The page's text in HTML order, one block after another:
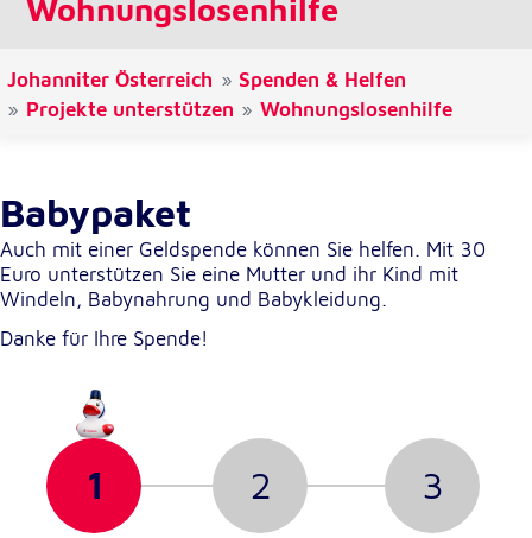
Wohnungslosenhilfe
Johanniter Österreich
Spenden & Helfen
Projekte unterstützen
Wohnungslosenhilfe
Babypaket
Auch mit einer Geldspende können Sie helfen. Mit 30
Euro unterstützen Sie eine Mutter und ihr Kind mit
Windeln, Babynahrung und Babykleidung.
Danke für Ihre Spende!
1 2 3
Einverständnis-Cookie
Name:
cookie_consent
Einverständnis-Optionen des Benutzers
Cookie Laufzeit:
1 Jahr
Statistik Cookies erfassen Informationen anonym.
Diese Informationen helfen uns zu verstehen, wie
unsere Besucher unsere Website nutzen.
Google Analytics